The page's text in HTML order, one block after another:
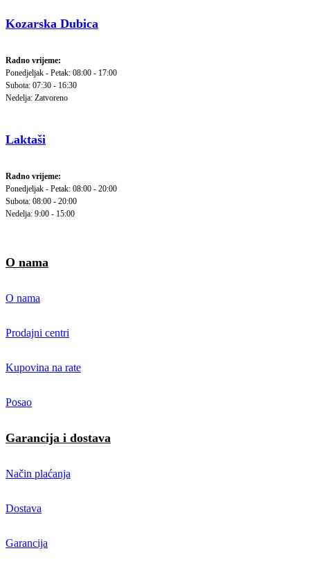
Kozarska Dubica
Radno vrijeme:
Ponedjeljak - Petak: 08:00 - 17:00
Subota: 07:30 - 16:30
Nedelja: Zatvoreno
Laktaši
Radno vrijeme:
Ponedjeljak - Petak: 08:00 - 20:00
Subota: 08:00 - 20:00
Nedelja: 9:00 - 15:00
O nama
O nama
Prodajni centri
Kupovina na rate
Posao
Garancija i dostava
Način plaćanja
Dostava
Garancija